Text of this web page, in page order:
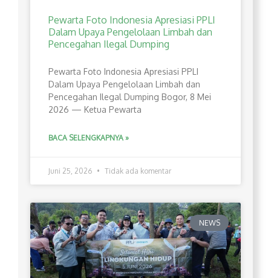
Pewarta Foto Indonesia Apresiasi PPLI
Dalam Upaya Pengelolaan Limbah dan
Pencegahan Ilegal Dumping
Pewarta Foto Indonesia Apresiasi PPLI
Dalam Upaya Pengelolaan Limbah dan
Pencegahan Ilegal Dumping Bogor, 8 Mei
2026 — Ketua Pewarta
BACA SELENGKAPNYA »
Juni 25, 2026 Tidak ada komentar
NEWS